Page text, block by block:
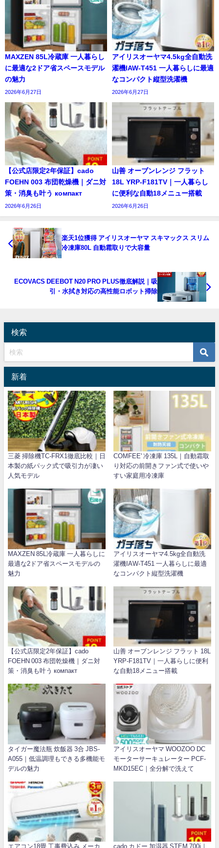
MAXZEN 85L冷蔵庫 一人暮らし
に最適な2ドア省スペースモデル
の魅力
2026年6月27日
アイリスオーヤマ4.5kg全自動洗
濯機IAW-T451 一人暮らしに最適
なコンパクト縦型洗濯機
2026年6月27日
【公式店限定2年保証】cado
FOEHN 003 布団乾燥機｜ダニ対
策・消臭も叶う компакт
2026年6月26日
山善 オーブンレンジ フラット
18L YRP-F181TV｜一人暮らし
に便利な自動18メニュー搭載
2026年6月26日
楽天1位獲得 アイリスオーヤマ スキマックス スリム
冷凍庫80L 自動霜取りで大容量
ECOVACS DEEBOT N20 PRO PLUS徹底解説｜吸
引・水拭き対応の高性能ロボット掃除
検索
新着
三菱 掃除機TC-FRX1徹底比較｜日
本製の紙パック式で吸引力が凄い
人気モデル
COMFEE' 冷凍庫 135L｜自動霜取
り対応の前開きファン式で使いや
すい家庭用冷凍庫
MAXZEN 85L冷蔵庫 一人暮らしに
最適な2ドア省スペースモデルの
魅力
アイリスオーヤマ4.5kg全自動洗
濯機IAW-T451 一人暮らしに最適
なコンパクト縦型洗濯機
【公式店限定2年保証】cado
FOEHN 003 布団乾燥機｜ダニ対
策・消臭も叶う компакт
山善 オーブンレンジ フラット 18L
YRP-F181TV｜一人暮らしに便利
な自動18メニュー搭載
タイガー魔法瓶 炊飯器 3合 JBS-
A055｜低温調理もできる多機能モ
デルの魅力
アイリスオーヤマ WOOZOO DC
モーターサーキュレーター PCF-
MKD15EC｜全分解で洗えて
エアコン18畳 工事費込み メーカ cado カドー 加湿器 STEM 700i｜